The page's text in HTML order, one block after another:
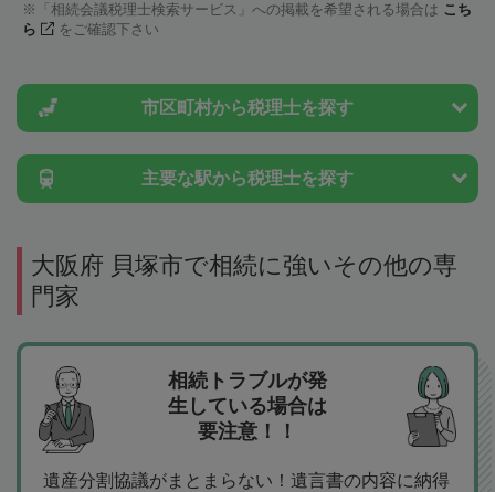
「相続会議税理士検索サービス」への掲載を希望される場合は こち
ら
をご確認下さい
市区町村から税理士を探す
主要な駅から税理士を探す
大阪府 貝塚市で相続に強いその他の専
門家
相続トラブルが発
生している場合は
要注意！！
遺産分割協議がまとまらない！遺言書の内容に納得